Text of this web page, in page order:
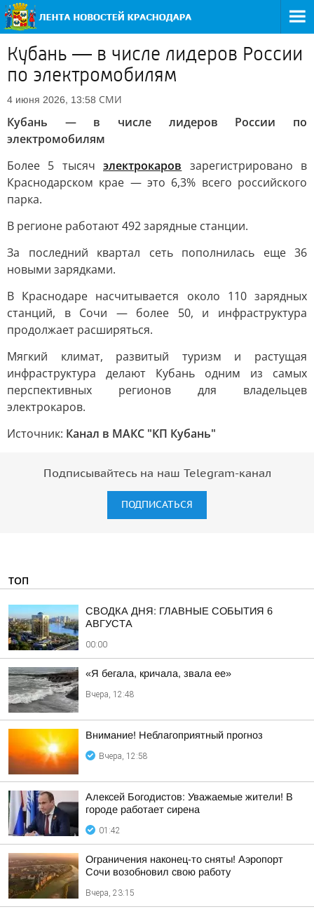
Кубань — в числе лидеров России
по электромобилям
4 июня 2026, 13:58 СМИ
Кубань — в числе лидеров России по
электромобилям
Более 5 тысячэлектрокаров зарегистрировано в
Краснодарском крае — это 6,3% всего российского
парка.
В регионе работают 492 зарядные станции.
За последний квартал сеть пополнилась еще 36
новыми зарядками.
В Краснодаре насчитывается около 110 зарядных
станций, в Сочи — более 50, и инфраструктура
продолжает расширяться.
Мягкий климат, развитый туризм и растущая
инфраструктура делают Кубань одним из самых
перспективных регионов для владельцев
электрокаров.
Источник: Канал в МАКС "КП Кубань"
Подписывайтесь на наш Telegram-канал
ПОДПИСАТЬСЯ
ТОП
СВОДКА ДНЯ: ГЛАВНЫЕ СОБЫТИЯ 6
АВГУСТА
00:00
«Я бегала, кричала, звала ее»
Вчера, 12:48
Внимание! Неблагоприятный прогноз
Вчера, 12:58
Алексей Богодистов: Уважаемые жители! В
городе работает сирена
01:42
Ограничения наконец-то сняты! Аэропорт
Сочи возобновил свою работу
Вчера, 23:15